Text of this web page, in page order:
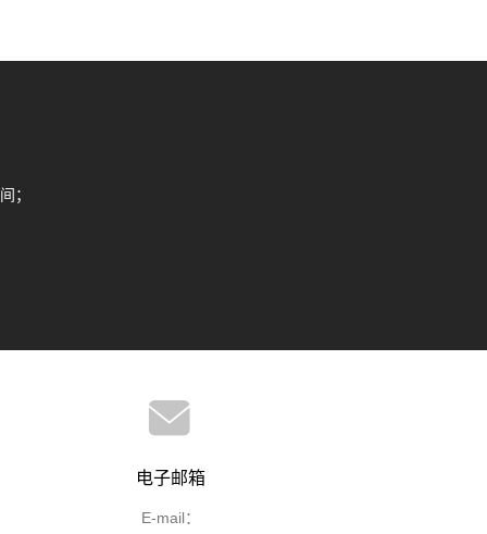
；
电子邮箱
E-mail：